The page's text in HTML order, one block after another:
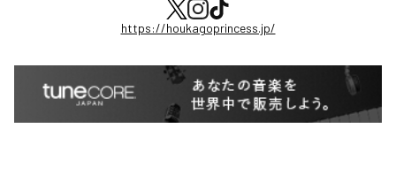
https://houkagoprincess.jp/